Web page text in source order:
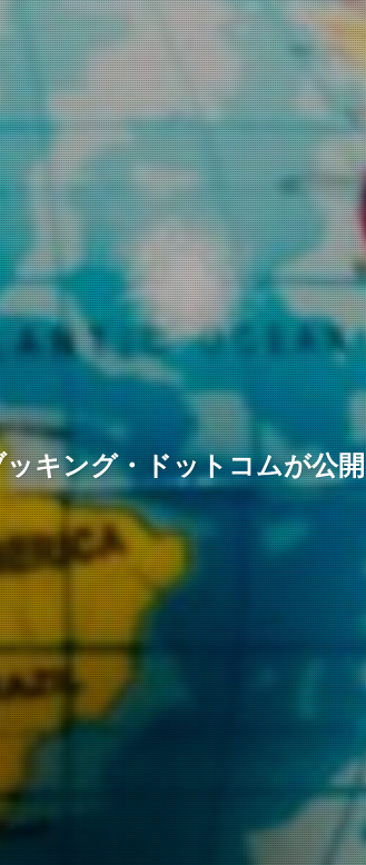
キング・ドットコムが公開